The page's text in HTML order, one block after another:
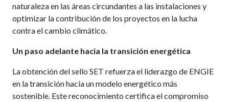
naturaleza en las áreas circundantes a las instalaciones y
optimizar la contribución de los proyectos en la lucha
contra el cambio climático.
Un paso adelante hacia la transición energética
La obtención del sello SET refuerza el liderazgo de ENGIE
en la transición hacia un modelo energético más
sostenible. Este reconocimiento certifica el compromiso